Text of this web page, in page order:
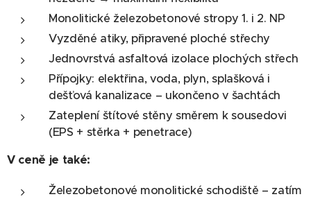
Monolitické železobetonové stropy 1. i 2. NP
Vyzděné atiky, připravené ploché střechy
Jednovrstvá asfaltová izolace plochých střech
Přípojky: elektřina, voda, plyn, splašková i
dešťová kanalizace – ukončeno v šachtách
Zateplení štítové stěny směrem k sousedovi
(EPS + stěrka + penetrace)
V ceně je také:
Železobetonové monolitické schodiště – zatím